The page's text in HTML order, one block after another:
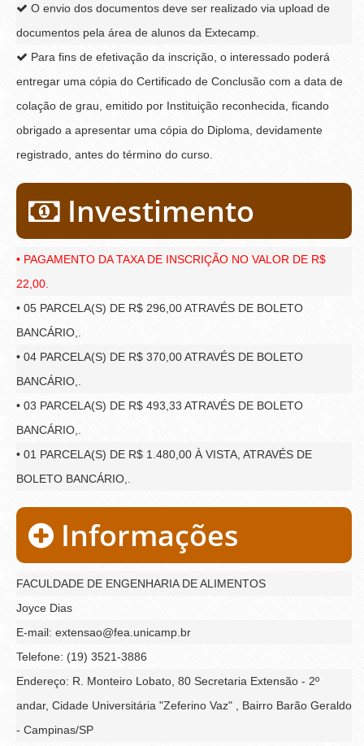
O envio dos documentos deve ser realizado via upload de
documentos pela área de alunos da Extecamp.
Para fins de efetivação da inscrição, o interessado poderá
entregar uma cópia do Certificado de Conclusão com a data de
colação de grau, emitido por Instituição reconhecida, ficando
obrigado a apresentar uma cópia do Diploma, devidamente
registrado, antes do término do curso.
Investimento
• PAGAMENTO DA TAXA DE INSCRIÇÃO NO VALOR DE R$
22,00.
• 05 PARCELA(S) DE R$ 296,00 ATRAVÉS DE BOLETO
BANCÁRIO,.
• 04 PARCELA(S) DE R$ 370,00 ATRAVÉS DE BOLETO
BANCÁRIO,.
• 03 PARCELA(S) DE R$ 493,33 ATRAVÉS DE BOLETO
BANCÁRIO,.
• 01 PARCELA(S) DE R$ 1.480,00 À VISTA, ATRAVÉS DE
BOLETO BANCÁRIO,.
Informações
FACULDADE DE ENGENHARIA DE ALIMENTOS
Joyce Dias
E-mail: extensao@fea.unicamp.br
Telefone: (19) 3521-3886
Endereço: R. Monteiro Lobato, 80 Secretaria Extensão - 2º
andar, Cidade Universitária "Zeferino Vaz" , Bairro Barão Geraldo
- Campinas/SP